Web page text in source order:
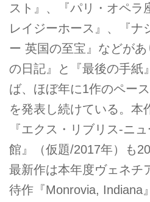
スト』、『パリ・オペラ
レイジーホース』、『ナ
ー 英国の至宝』などが
の日記』と『最後の手紙
ば、ほぼ年に1作のペー
を発表し続けている。本
『エクス・リブリス‐ニ
館』（仮題/2017年）も
最新作は本年度ヴェネチ
待作『Monrovia, Indiana